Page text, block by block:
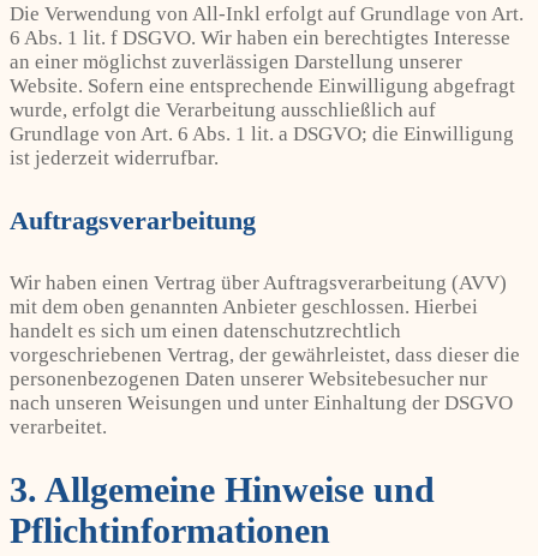
Die Verwendung von All-Inkl erfolgt auf Grundlage von Art.
6 Abs. 1 lit. f DSGVO. Wir haben ein berechtigtes Interesse
an einer möglichst zuverlässigen Darstellung unserer
Website. Sofern eine entsprechende Einwilligung abgefragt
wurde, erfolgt die Verarbeitung ausschließlich auf
Grundlage von Art. 6 Abs. 1 lit. a DSGVO; die Einwilligung
ist jederzeit widerrufbar.
Auftragsverarbeitung
Wir haben einen Vertrag über Auftragsverarbeitung (AVV)
mit dem oben genannten Anbieter geschlossen. Hierbei
handelt es sich um einen datenschutzrechtlich
vorgeschriebenen Vertrag, der gewährleistet, dass dieser die
personenbezogenen Daten unserer Websitebesucher nur
nach unseren Weisungen und unter Einhaltung der DSGVO
verarbeitet.
3. Allgemeine Hinweise und
Pflicht­informationen